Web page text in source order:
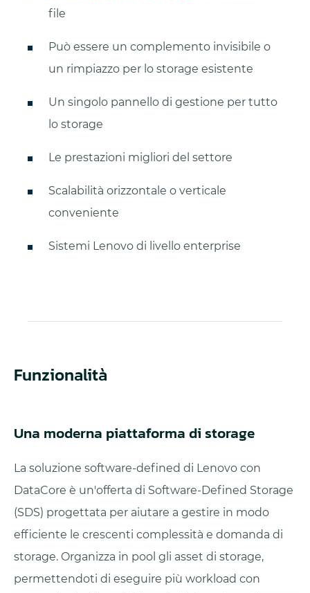
file
Può essere un complemento invisibile o
un rimpiazzo per lo storage esistente
Un singolo pannello di gestione per tutto
lo storage
Le prestazioni migliori del settore
Scalabilità orizzontale o verticale
conveniente
Sistemi Lenovo di livello enterprise
Funzionalità
Una moderna piattaforma di storage
La soluzione software-defined di Lenovo con
DataCore è un'offerta di Software-Defined Storage
(SDS) progettata per aiutare a gestire in modo
efficiente le crescenti complessità e domanda di
storage. Organizza in pool gli asset di storage,
permettendoti di eseguire più workload con